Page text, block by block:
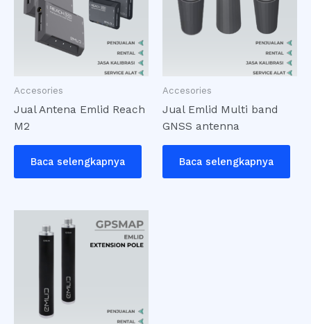
Accesories
Jual Antena Emlid Reach
M2
Baca selengkapnya
Accesories
Jual Emlid Multi band
GNSS antenna
Baca selengkapnya